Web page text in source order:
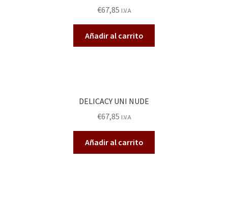
€67,85 I.V.A
Añadir al carrito
DELICACY UNI NUDE
€67,85 I.V.A
Añadir al carrito